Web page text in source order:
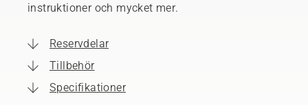
instruktioner och mycket mer.
Reservdelar
Tillbehör
Specifikationer